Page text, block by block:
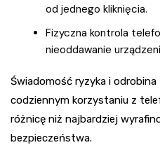
od jednego kliknięcia.
Fizyczna kontrola
nieoddawanie
Świadomość ryzyka i
codziennym korzystaniu z
różnicę niż najbardziej
bezpieczeństwa.